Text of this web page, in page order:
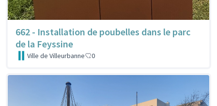
662 - Installation de poubelles dans le parc
de la Feyssine
Ville de Villeurbanne 0